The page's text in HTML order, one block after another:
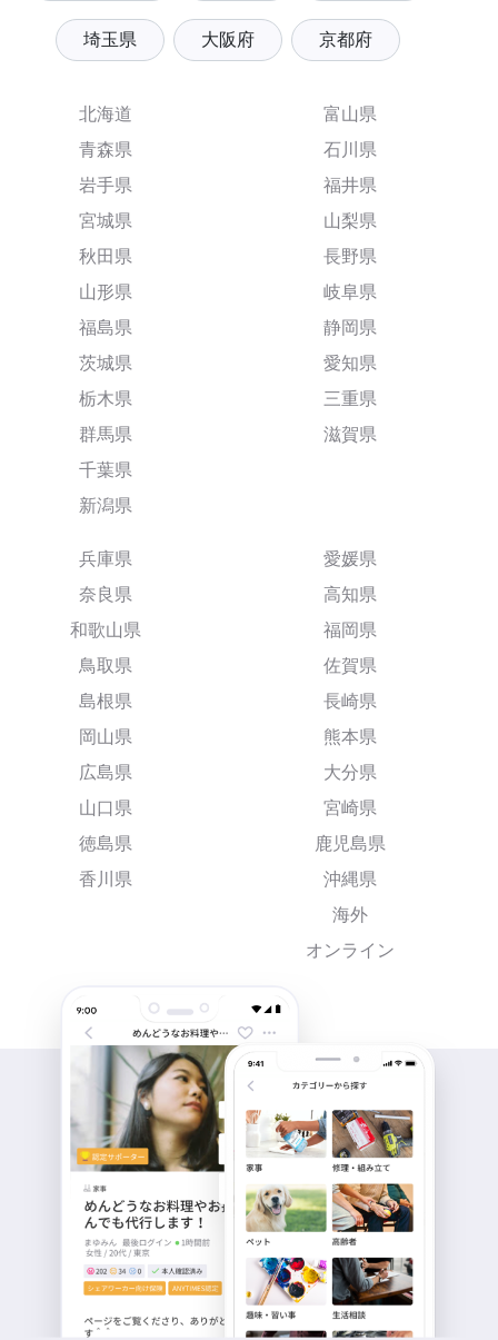
埼玉県 大阪府 京都府
北海道
青森県
岩手県
宮城県
秋田県
山形県
福島県
茨城県
栃木県
群馬県
千葉県
新潟県
富山県
石川県
福井県
山梨県
長野県
岐阜県
静岡県
愛知県
三重県
滋賀県
兵庫県
奈良県
和歌山県
鳥取県
島根県
岡山県
広島県
山口県
徳島県
香川県
愛媛県
高知県
福岡県
佐賀県
長崎県
熊本県
大分県
宮崎県
鹿児島県
沖縄県
海外
オンライン